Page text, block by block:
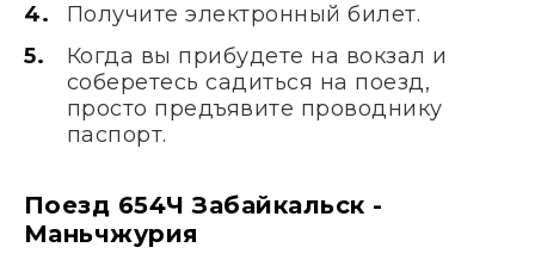
Получите электронный билет.
Когда вы прибудете на вокзал и
соберетесь садиться на поезд,
просто предъявите проводнику
паспорт.
Поезд 654Ч Забайкальск -
Маньчжурия